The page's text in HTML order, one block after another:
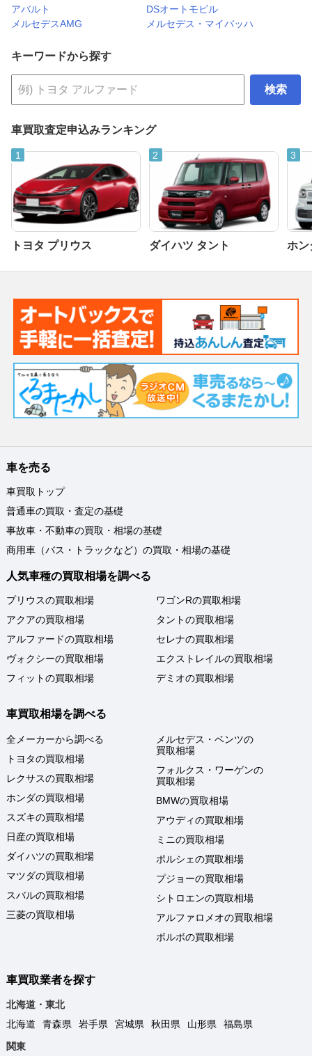
アバルト
DSオートモビル
メルセデスAMG
メルセデス・マイバッハ
キーワードから探す
検索
車買取査定申込みランキング
トヨタ プリウス ダイハツ タント ホン
車を売る
車買取トップ
普通車の買取・査定の基礎
事故車・不動車の買取・相場の基礎
商用車（バス・トラックなど）の買取・相場の基礎
人気車種の買取相場を調べる
プリウスの買取相場
アクアの買取相場
アルファードの買取相場
ヴォクシーの買取相場
フィットの買取相場
ワゴンRの買取相場
タントの買取相場
セレナの買取相場
エクストレイルの買取相場
デミオの買取相場
車買取相場を調べる
全メーカーから調べる
トヨタの買取相場
レクサスの買取相場
ホンダの買取相場
スズキの買取相場
日産の買取相場
ダイハツの買取相場
マツダの買取相場
スバルの買取相場
三菱の買取相場
メルセデス・ベンツの
買取相場
フォルクス・ワーゲンの
買取相場
BMWの買取相場
アウディの買取相場
ミニの買取相場
ポルシェの買取相場
プジョーの買取相場
シトロエンの買取相場
アルファロメオの買取相場
ボルボの買取相場
車買取業者を探す
北海道・東北
北海道
青森県 岩手県 宮城県 秋田県 山形県
福島県
関東